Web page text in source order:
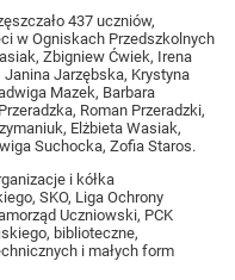
437 uczniów,
w Ogniskach Przedszkolnych
Zbigniew Ćwiek, Irena
Janina Jarzębska, Krystyna
Mazek, Barbara
Roman Przeradzki,
Elżbieta Wasiak,
Suchocka, Zofia Staros.
i kółka
SKO, Liga Ochrony
Uczniowski, PCK
biblioteczne,
i małych form